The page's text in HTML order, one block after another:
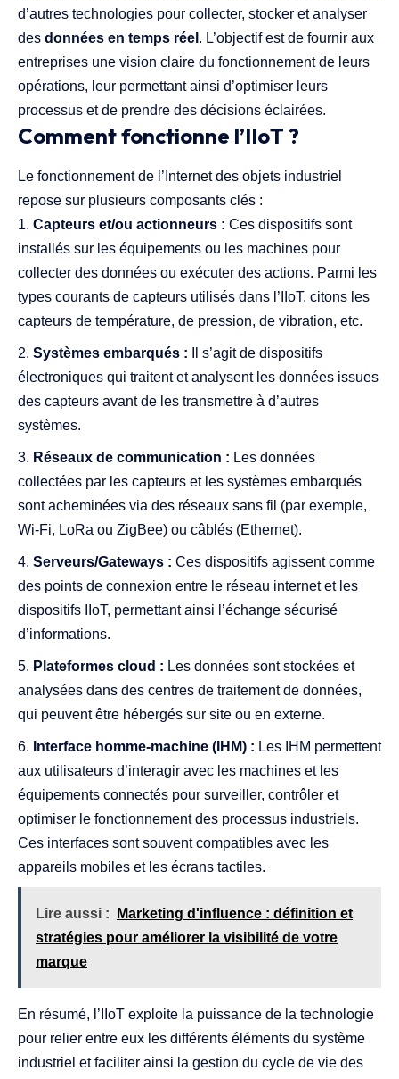
d’autres technologies pour collecter, stocker et analyser
des données en temps réel . L’objectif est de fournir aux
entreprises une vision claire du fonctionnement de leurs
opérations, leur permettant ainsi d’optimiser leurs
processus et de prendre des décisions éclairées.
Comment fonctionne l’IIoT ?
Le fonctionnement de l’Internet des objets industriel
repose sur plusieurs composants clés :
Capteurs et/ou actionneurs : Ces dispositifs sont
installés sur les équipements ou les machines pour
collecter des données ou exécuter des actions. Parmi les
types courants de capteurs utilisés dans l’IIoT, citons les
capteurs de température, de pression, de vibration, etc.
Systèmes embarqués : Il s’agit de dispositifs
électroniques qui traitent et analysent les données issues
des capteurs avant de les transmettre à d’autres
systèmes.
Réseaux de communication : Les données
collectées par les capteurs et les systèmes embarqués
sont acheminées via des réseaux sans fil (par exemple,
Wi-Fi, LoRa ou ZigBee) ou câblés (Ethernet).
Serveurs/Gateways : Ces dispositifs agissent comme
des points de connexion entre le réseau internet et les
dispositifs IIoT, permettant ainsi l’échange sécurisé
d’informations.
Plateformes cloud : Les données sont stockées et
analysées dans des centres de traitement de données,
qui peuvent être hébergés sur site ou en externe.
Interface homme-machine (IHM) : Les IHM permettent
aux utilisateurs d’interagir avec les machines et les
équipements connectés pour surveiller, contrôler et
optimiser le fonctionnement des processus industriels.
Ces interfaces sont souvent compatibles avec les
appareils mobiles et les écrans tactiles.
Lire aussi :
Marketing d'influence : définition et
stratégies pour améliorer la visibilité de votre
marque
En résumé, l’IIoT exploite la puissance de la technologie
pour relier entre eux les différents éléments du système
industriel et faciliter ainsi la gestion du cycle de vie des